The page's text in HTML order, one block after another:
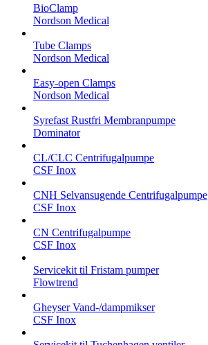
BioClamp
Nordson Medical
Tube Clamps
Nordson Medical
Easy-open Clamps
Nordson Medical
Syrefast Rustfri Membranpumpe
Dominator
CL/CLC Centrifugalpumpe
CSF Inox
CNH Selvansugende Centrifugalpumpe
CSF Inox
CN Centrifugalpumpe
CSF Inox
Servicekit til Fristam pumper
Flowtrend
Gheyser Vand-/dampmikser
CSF Inox